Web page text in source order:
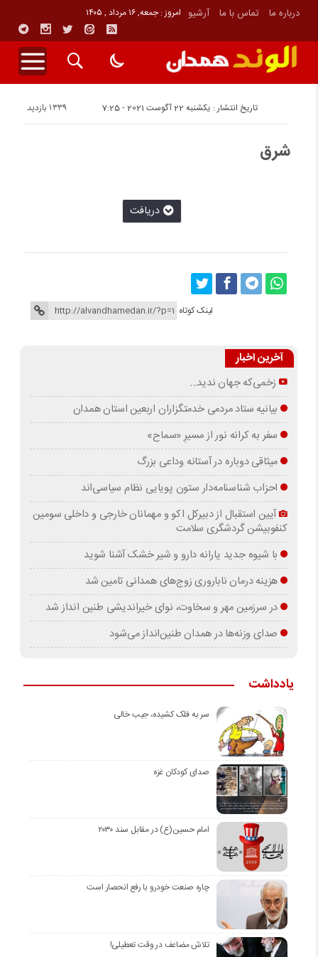
درباره ما تماس با ما آرشیو امروز : جمعه, ۱۶ مرداد , ۱۴۰۵
تاریخ انتشار : یکشنبه 22 آگوست 2021 - 7:25 1339 بازدید
شرق
دريافت
لینک کوتاه
آخرین اخبار
زخمی‌که جهان ندید…
بیانیه ستاد مردمی خدمتگزاران اربعین استان همدان
سفر به کرانه‌ نور از مسیرِ «سماح»
میثاقی دوباره در آستانه‌ وداعی بزرگ
احزاب شناسنامه‌دار ستون پویایی نظام سیاسی‌اند
آیین استقبال از دبیرکل اکو و مهمانان خارجی و داخلی سومین
کنفوبیشن گردشگری سلامت
با شیوه جدید یارانه دارو و شیر خشک آشنا شوید
هزینه درمان ناباروری زوج‌های همدانی تامین شد
در سرزمین مهر و سخاوت، نوای خیراندیشی طنین انداز شد
صدای وزنه‌ها در همدان طنین‌انداز می‌شود
یادداشت
سر به فلک کشیده، جیب خالی
صدای کودکان غزه
امام حسین(ع) در مقابل سند ۲۰۳۰
چاره صنعت خودرو با رفع انحصار است
تلاش مضاعف در وقت تعطیلی!